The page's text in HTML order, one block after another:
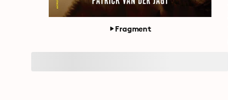
Fragment